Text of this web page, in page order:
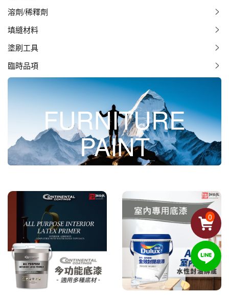
溶劑/稀釋劑
填縫材料
塗刷工具
臨時品項
FURNITURE
PAINT
0